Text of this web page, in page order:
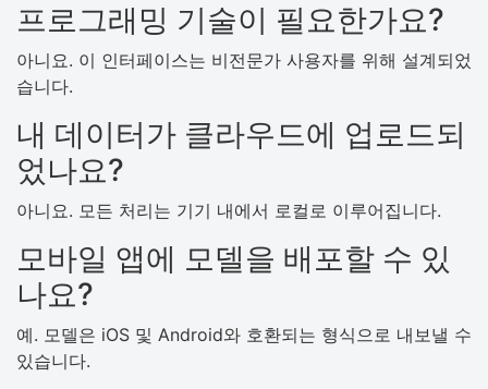
프로그래밍 기술이 필요한가요?
아니요. 이 인터페이스는 비전문가 사용자를 위해 설계되었
습니다.
내 데이터가 클라우드에 업로드되
었나요?
아니요. 모든 처리는 기기 내에서 로컬로 이루어집니다.
모바일 앱에 모델을 배포할 수 있
나요?
예. 모델은 iOS 및 Android와 호환되는 형식으로 내보낼 수
있습니다.